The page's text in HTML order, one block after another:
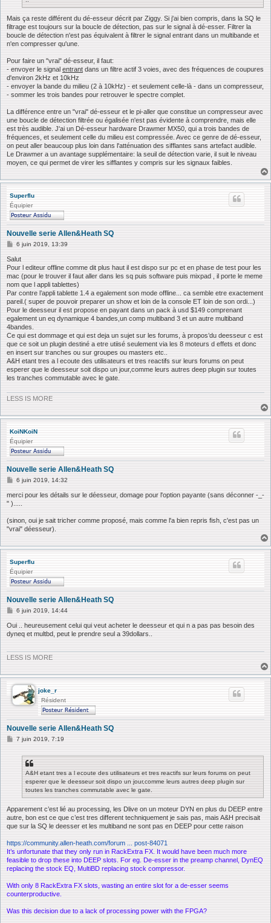
Mais ça reste différent du dé-esseur décrit par Ziggy. Si j'ai bien compris, dans la SQ le
filtrage est toujours sur la boucle de détection, pas sur le signal à dé-esser. Filtrer la
boucle de détection n'est pas équivalent à filtrer le signal entrant dans un multibande et
n'en compresser qu'une.
Pour faire un "vrai" dé-esseur, il faut:
- envoyer le signal entrant dans un filtre actif 3 voies, avec des fréquences de coupures
d'environ 2kHz et 10kHz
- envoyer la bande du milieu (2 à 10kHz) - et seulement celle-là - dans un compresseur,
- sommer les trois bandes pour retrouver le spectre complet.
La différence entre un "vrai" dé-esseur et le pi-aller que constitue un compresseur avec
une boucle de détection filtrée ou égalisée n'est pas évidente à comprendre, mais elle
est très audible. J'ai un Dé-esseur hardware Drawmer MX50, qui a trois bandes de
fréquences, et seulement celle du milieu est compressée. Avec ce genre de dé-esseur,
on peut aller beaucoup plus loin dans l'atténuation des sifflantes sans artefact audible.
Le Drawmer a un avantage supplémentaire: la seuil de détection varie, il suit le niveau
moyen, ce qui permet de virer les sifflantes y compris sur les signaux faibles.
Superflu
Équipier
Nouvelle serie Allen&Heath SQ
M
s
s
g
e
6 juin 2019, 13:39
Salut
Pour l editeur offline comme dit plus haut il est dispo sur pc et en phase de test pour les
mac (pour le trouver il faut aller dans les sq puis software puis mixpad , il porte le meme
nom que l appli tablettes)
Par contre l’appli tablette 1.4 a egalement son mode offline... ca semble etre exactement
pareil.( super de pouvoir preparer un show et loin de la console ET loin de son ordi...)
Pour le deesseur il est propose en payant dans un pack à usd $149 comprenant
egalement un eq dynamique 4 bandes,un comp multiband 3 et un autre multiband
4bandes.
Ce qui est dommage et qui est deja un sujet sur les forums, à propos’du deesseur c est
que ce soit un plugin destiné a etre utiisé seulement via les 8 moteurs d effets et donc
en insert sur tranches ou sur groupes ou masters etc..
A&H etant tres a l ecoute des utilisateurs et tres reactifs sur leurs forums on peut
esperer que le deesseur soit dispo un jour,comme leurs autres deep plugin sur toutes
les tranches commutable avec le gate.
LESS IS MORE
KoiNKoiN
Équipier
Nouvelle serie Allen&Heath SQ
M
s
e
6 juin 2019, 14:32
merci pour les détails sur le déesseur, domage pour l'option payante (sans déconner -_-
" ).....
(sinon, oui je sait tricher comme proposé, mais comme l'a bien repris fish, c'est pas un
"vrai" déesseur).
Superflu
Équipier
Nouvelle serie Allen&Heath SQ
M
s
s
e
6 juin 2019, 14:44
Oui .. heureusement celui qui veut acheter le deesseur et qui n a pas pas besoin des
dyneq et multbd, peut le prendre seul a 39dollars..
LESS IS MORE
joke_r
Résident
Nouvelle serie Allen&Heath SQ
M7 juin 2019, 7:19
A&H etant tres a l ecoute des utilisateurs et tres reactifs sur leurs forums on peut
esperer que le deesseur soit dispo un jour,comme leurs autres deep plugin sur
toutes les tranches commutable avec le gate.
Apparement c’est lié au processing, les Dlive on un moteur DYN en plus du DEEP entre
autre, bon est ce que c’est tres different techniquement je sais pas, mais A&H precisait
que sur la SQ le deesser et les multiband ne sont pas en DEEP pour cette raison
https://community.allen-heath.com/forum ... post-84071
It’s unfortunate that they only run in RackExtra FX. It would have been much more
feasible to drop these into DEEP slots. For eg. De-esser in the preamp channel, DynEQ
replacing the stock EQ, MultiBD replacing stock compressor.
With only 8 RackExtra FX slots, wasting an entire slot for a de-esser seems
counterproductive.
Was this decision due to a lack of processing power with the FPGA?